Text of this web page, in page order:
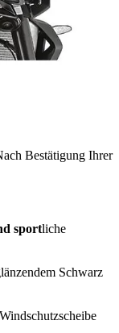
Bestätigung Ihrer
sportliche
Schwarz